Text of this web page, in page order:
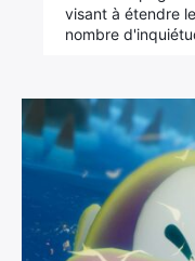
visant à étendre
nombre